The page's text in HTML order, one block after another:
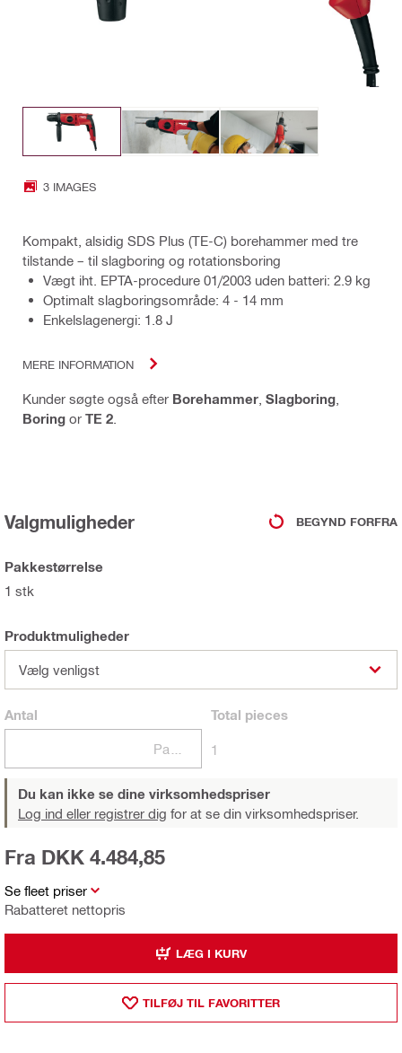
3 IMAGES
Kompakt, alsidig SDS Plus (TE-C) borehammer med tre
tilstande – til slagboring og rotationsboring
Vægt iht. EPTA-procedure 01/2003 uden batteri: 2.9 kg
Optimalt slagboringsområde: 4 - 14 mm
Enkelslagenergi: 1.8 J
MERE INFORMATION
Kunder søgte også efter Borehammer Slagboring
Boring or TE 2
Valgmuligheder BEGYND FORFRA
Pakkestørrelse
1 stk
Produktmuligheder
Vælg venligst
Antal Total pieces
1
Du kan ikke se dine virksomhedspriser
Log ind eller registrer dig for at se din virksomhedspriser.
Se fleet priser
Rabatteret nettopris
Fra DKK 4.484,85
LÆG I KURV
TILFØJ TIL FAVORITTER